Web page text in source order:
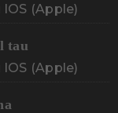
(Apple)
tau
(Apple)